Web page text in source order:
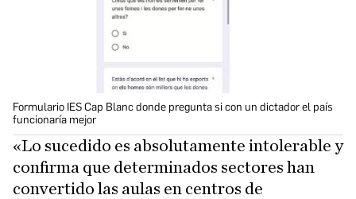
Formulario IES Cap Blanc donde pregunta si con un dictador el país
funcionaría mejor
«Lo sucedido es absolutamente intolerable y
confirma que determinados sectores han
convertido las aulas en centros de